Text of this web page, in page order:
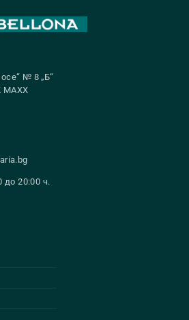
№ 8 „Б“
MAXX
до 20:00 ч.